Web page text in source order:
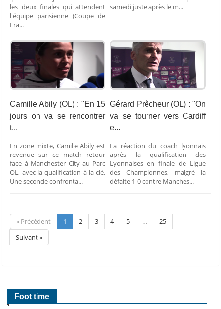
les deux finales qui attendent
l'équipe parisienne (Coupe de
Fra...
samedi juste après le m...
Camille Abily (OL) : "En 15
jours on va se rencontrer
t...
En zone mixte, Camille Abily est
revenue sur ce match retour
face à Manchester City au Parc
OL, avec la qualification à la clé.
Une seconde confronta...
Gérard Prêcheur (OL) : "On
va se tourner vers Cardiff
e...
La réaction du coach lyonnais
après la qualification des
Lyonnaises en finale de Ligue
des Championnes, malgré la
défaite 1-0 contre Manches...
« Précédent 1 2 3 4 5 …
25
Suivant »
Foot time